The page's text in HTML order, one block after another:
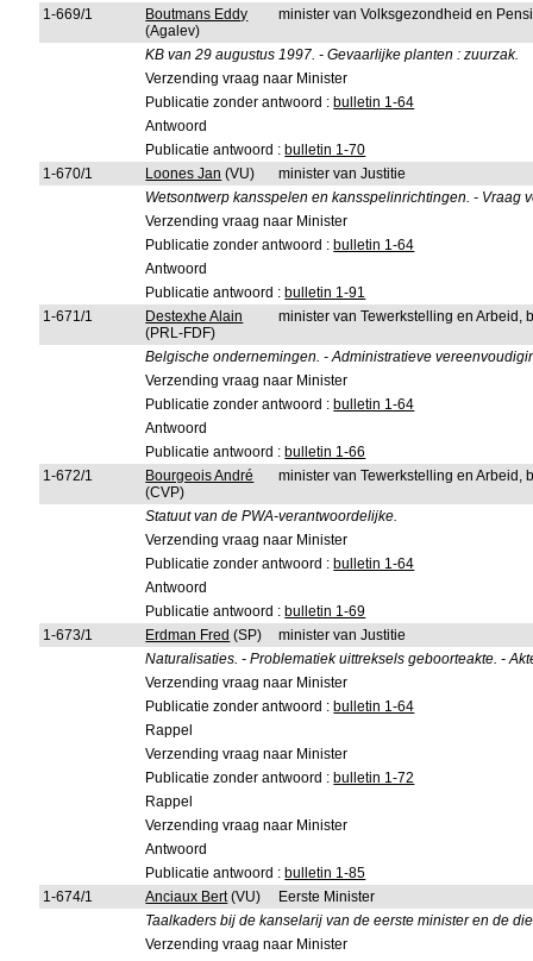
1-669/1
Boutmans Eddy
(Agalev)
minister van Volksgezondheid en
KB van 29 augustus 1997. - Gevaarlijke planten : zuurzak.
Verzending vraag naar Minister
Publicatie zonder antwoord : bulletin 1-64
Antwoord
Publicatie antwoord : bulletin 1-70
1-670/1
Loones Jan (VU)
minister van Justitie
Wetsontwerp kansspelen en kansspelinrichtingen. - Vraag
Verzending vraag naar Minister
Publicatie zonder antwoord : bulletin 1-64
Antwoord
Publicatie antwoord : bulletin 1-91
1-671/1
Destexhe Alain
(PRL-FDF)
minister van Tewerkstelling en Arbeid,
Belgische ondernemingen. - Administratieve
Verzending vraag naar Minister
Publicatie zonder antwoord : bulletin 1-64
Antwoord
Publicatie antwoord : bulletin 1-66
1-672/1
Bourgeois André
(CVP)
minister van Tewerkstelling en Arbeid,
Statuut van de PWA-verantwoordelijke.
Verzending vraag naar Minister
Publicatie zonder antwoord : bulletin 1-64
Antwoord
Publicatie antwoord : bulletin 1-69
1-673/1
Erdman Fred (SP)
minister van Justitie
Naturalisaties. - Problematiek uittreksels geboorteakte. -
Verzending vraag naar Minister
Publicatie zonder antwoord : bulletin 1-64
Rappel
Verzending vraag naar Minister
Publicatie zonder antwoord : bulletin 1-72
Rappel
Verzending vraag naar Minister
Antwoord
Publicatie antwoord : bulletin 1-85
1-674/1
Anciaux Bert(VU)
Eerste Minister
Taalkaders bij de kanselarij van de eerste minister en de
Verzending vraag naar Minister